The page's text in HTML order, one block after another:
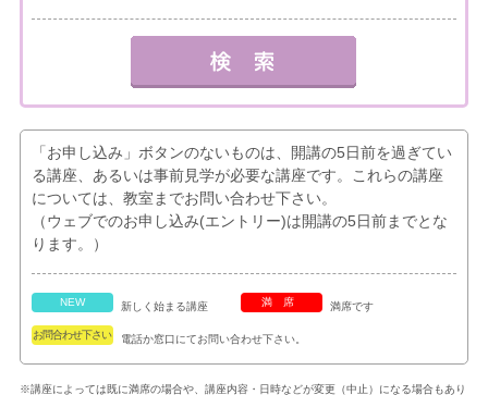
「お申し込み」ボタンのないものは、開講の5日前を過ぎてい
る講座、あるいは事前見学が必要な講座です。これらの講座
については、教室までお問い合わせ下さい。
（ウェブでのお申し込み(エントリー)は開講の5日前までとな
ります。）
NEW 新しく始まる講座 満席 満席です
お問合わせ下さい 電話か窓口にてお問い合わせ下さい。
※講座によっては既に満席の場合や、講座内容・日時などが変更（中止）になる場合もあり